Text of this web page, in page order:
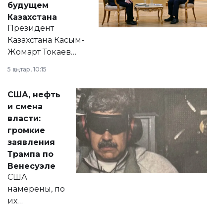
будущем
Казахстана
Президент
Казахстана Касым-
Жомарт Токаев
сразу несколько
актуальных тем —
от слухов о
политических
реформах до
вопросов армии,
экономики и
личного здоровья.
5 қаңтар, 10:15
США, нефть
и смена
власти:
громкие
заявления
Трампа по
Венесуэле
США
намерены, по
их